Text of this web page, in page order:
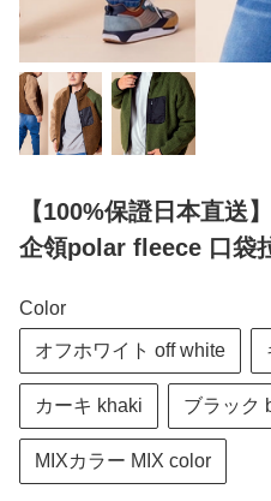
【100%保證日本直送
企領polar fleece 口袋
Color
オフホワイト off white
カーキ khaki ブラック
MIXカラー MIX color